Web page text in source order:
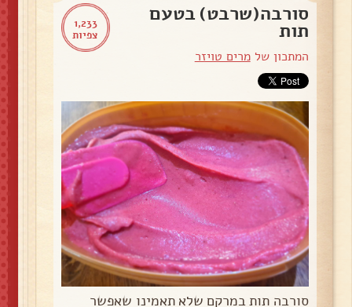
1,233
צפיות
סורבה(שרבט) בטעם
תות
המתכון שלמרים טויזר
סורבה תות במרקם שלא תאמינו שאפשר